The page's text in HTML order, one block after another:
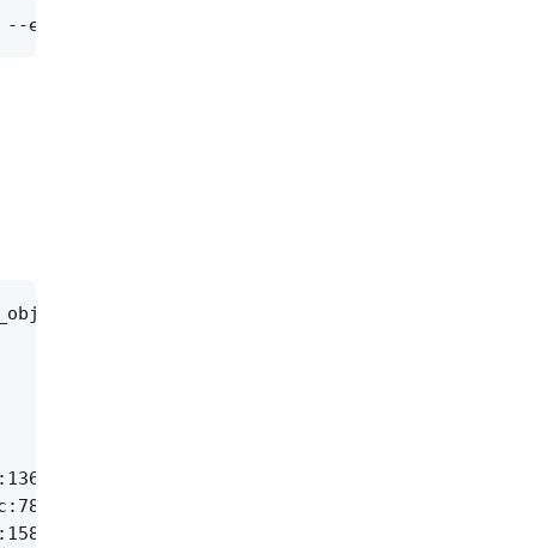
--lines --heapcheck  --edgefraction=1e-